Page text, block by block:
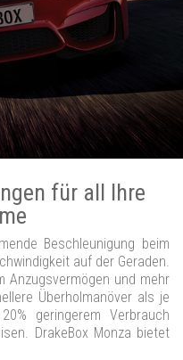
für all Ihre
Beschleunigung beim
auf der Geraden.
Anzugsvermögen und mehr
Überholmanöver als je
geringerem Verbrauch
DrakeBox Monza bietet